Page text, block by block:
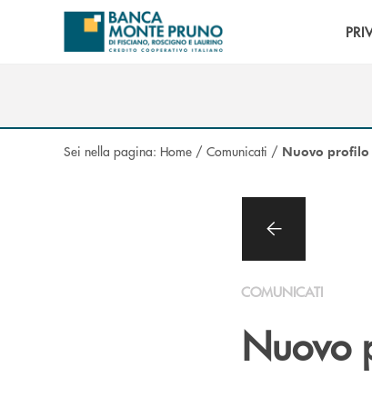
Salta al contenuto principale
Sei nella pagina: Home / Comunicati / Nuovo profilo
COMUNICATI
Nuovo